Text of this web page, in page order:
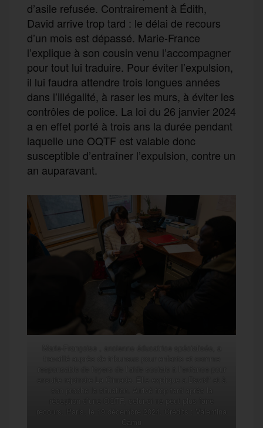
d’asile refusée. Contrairement à Édith,
David arrive trop tard : le délai de recours
d’un mois est dépassé. Marie-France
l’explique à son cousin venu l’accompagner
pour tout lui traduire. Pour éviter l’expulsion,
il lui faudra attendre trois longues années
dans l’illégalité, à raser les murs, à éviter les
contrôles de police. La loi du 26 janvier 2024
a en effet porté à trois ans la durée pendant
laquelle une OQTF est valable donc
susceptible d’entraîner l’expulsion, contre un
an auparavant.
son proche la situation. Arrivé trop tard après la
recours. Paris, le 19 décembre 2024. Crédits : Valentina
Camu